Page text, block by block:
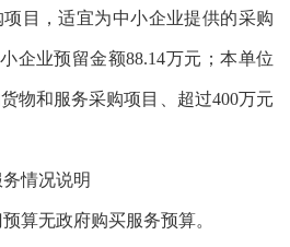
目，适宜为中小企业提供的采购
企业预留金额88.14万元；本单位
物和服务采购项目、超过400万元
务情况说明
预算无政府购买服务预算。